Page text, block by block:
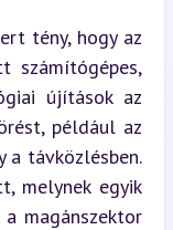
tény, hogy az
számítógépes,
újítások az
például az
a távközlésben.
melynek egyik
a magánszektor